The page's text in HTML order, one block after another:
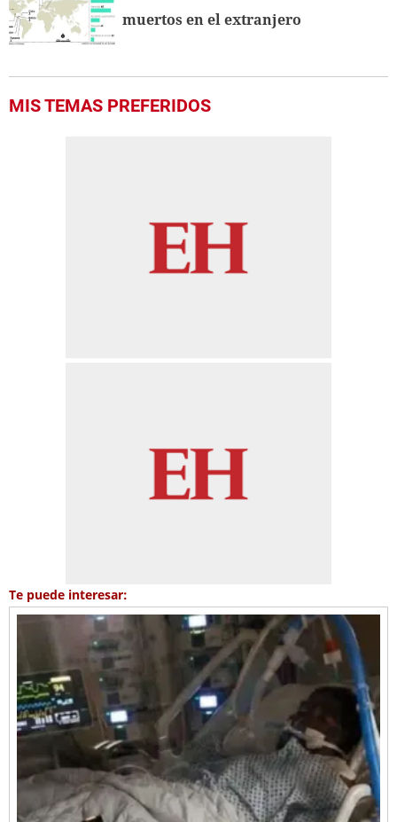
muertos en el extranjero
MIS TEMAS PREFERIDOS
Te puede interesar: